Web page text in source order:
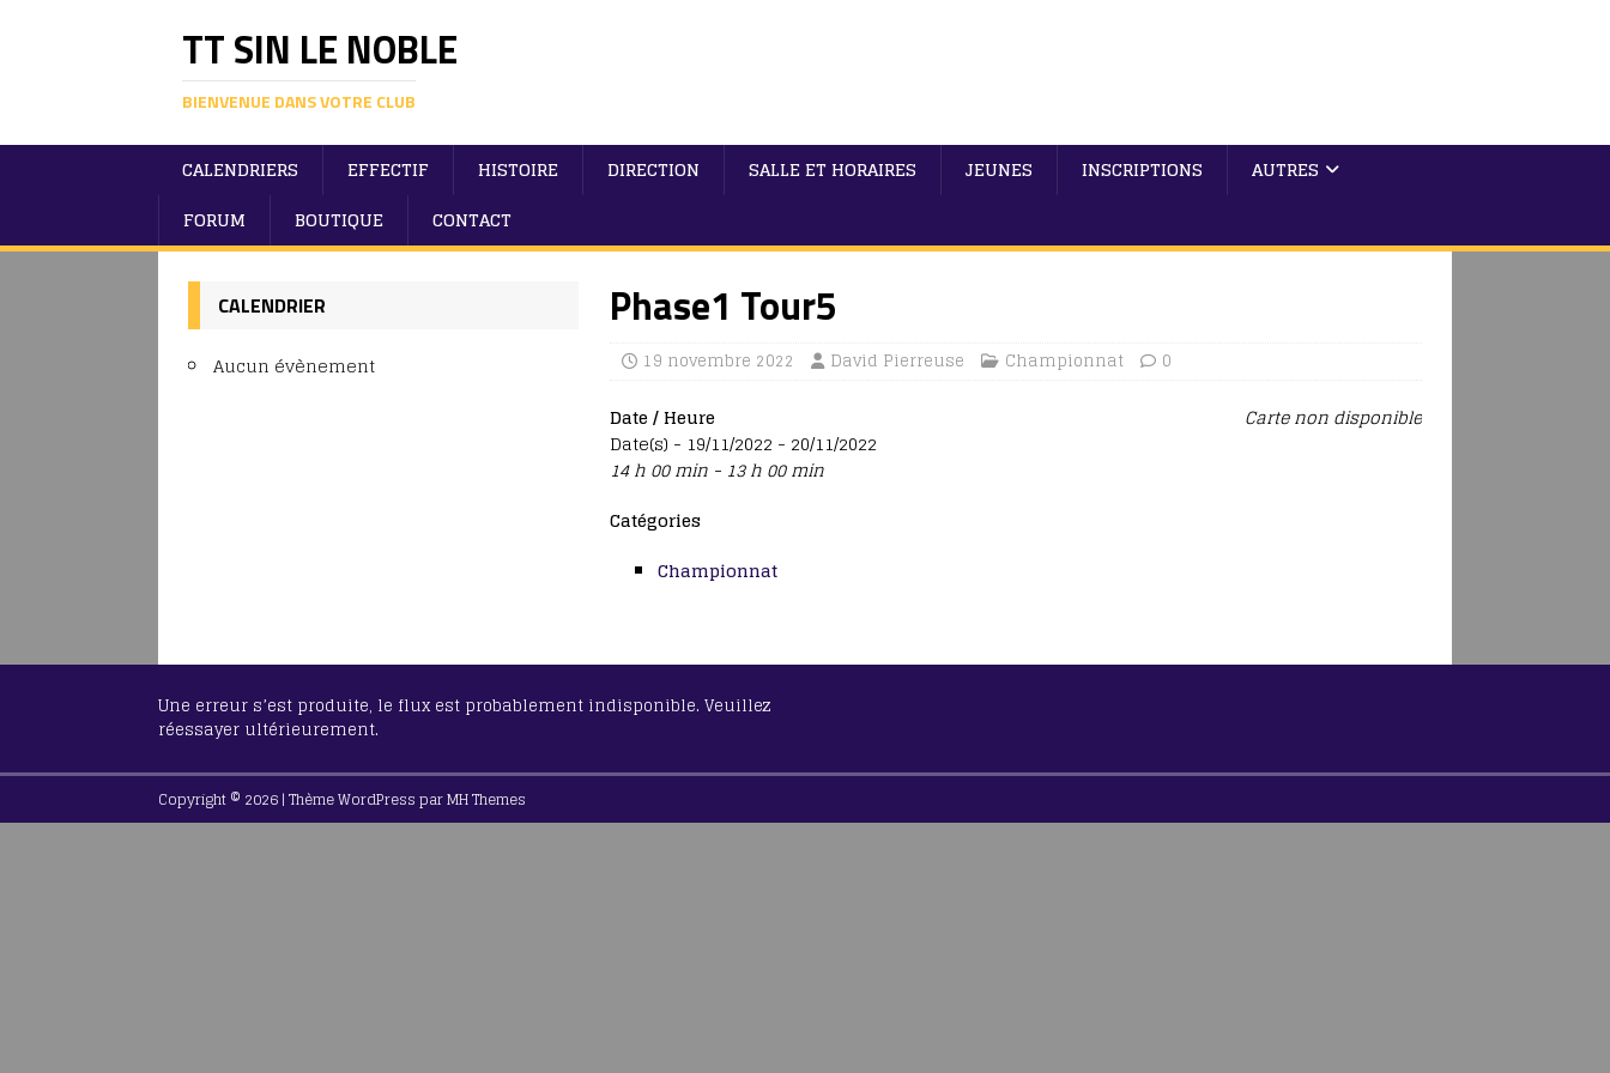
TT SIN LE NOBLE
BIENVENUE DANS VOTRE CLUB
CALENDRIERS EFFECTIF HISTOIRE DIRECTION SALLE ET HORAIRES JEUNES INSCRIPTIONS
AUTRES
FORUM
BOUTIQUE CONTACT
Phase1 Tour5
19 novembre 2022 David Pierreuse Championnat 0
Carte non disponible
Date / Heure
Date(s) - 19/11/2022 - 20/11/2022
14 h 00 min - 13 h 00 min
Catégories
Championnat
CALENDRIER
Aucun évènement
Une erreur s’est produite, le flux est probablement indisponible. Veuillez
réessayer ultérieurement.
Copyright © 2026 | Thème WordPress parMH Themes